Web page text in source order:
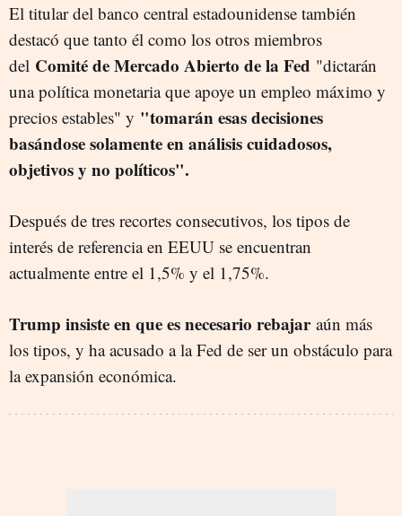
El titular del banco central estadounidense también
destacó que tanto él como los otros miembros
del Comité de Mercado Abierto de la Fed "dictarán
una política monetaria que apoye un empleo máximo y
precios estables" y "tomarán esas decisiones
basándose solamente en análisis cuidadosos,
objetivos y no políticos".
Después de tres recortes consecutivos, los tipos de
interés de referencia en EEUU se encuentran
actualmente entre el 1,5% y el 1,75%.
Trump insiste en que es necesario rebajaraún más
los tipos, y ha acusado a la Fed de ser un obstáculo para
la expansión económica.